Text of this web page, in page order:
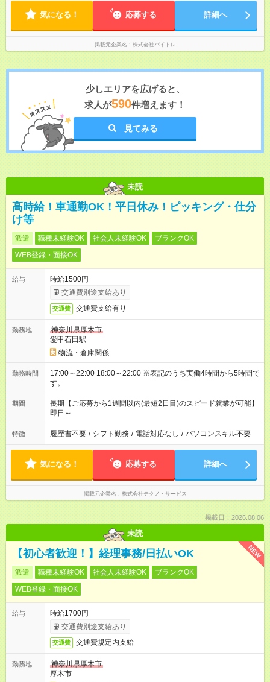
気になる！ 応募する 詳細へ
掲載元企業名 株式会社バイトレ
少しエリアを広げると、
求人が590件増えます！
見てみる
未読
高時給！車通勤OK！平日休み！ピッキング・仕分
け等
派遣 職種未経験OK 社会人未経験OK
ブランクOK
WEB登録・面接OK
給与
時給1500円
交通費別途支給あり
交通費 交通費支給有り
勤務地
神奈川県厚木市
愛甲石田駅
物流・倉庫関係
勤務時間
17:00～22:00 18:00～22:00 ※表記のうち実働4時間から5時間で
す。
期間
長期【ご応募から1週間以内(最短2日目)のスピード就業が可能】
即日～
特徴 履歴書不要 / シフト勤務 / 電話対応なし / パソコンスキル不要
気になる！ 応募する 詳細へ
掲載元企業名 株式会社テクノ・サービス
掲載日：2026.08.06
未読
NEW
【初心者歓迎！】経理事務/日払いOK
派遣 職種未経験OK 社会人未経験OK
ブランクOK
WEB登録・面接OK
給与
時給1700円
交通費別途支給あり
交通費 交通費規定内支給
勤務地
神奈川県厚木市
厚木市